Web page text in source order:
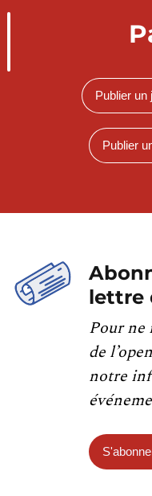
Publier un
Publier
lettre
Pour ne
de
notre